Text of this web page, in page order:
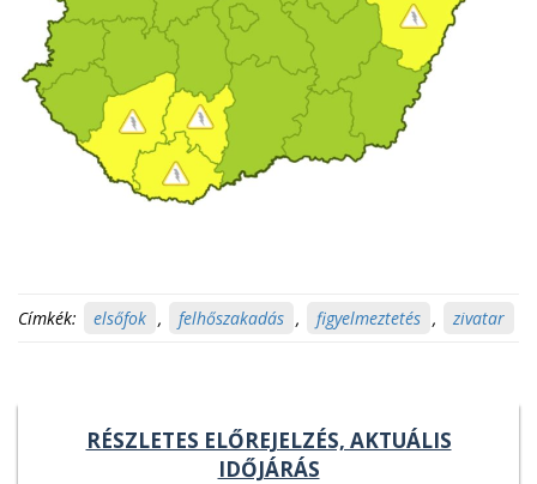
Címkék: elsőfok , felhőszakadás , figyelmeztetés , zivatar
RÉSZLETES ELŐREJELZÉS, AKTUÁLIS
IDŐJÁRÁS